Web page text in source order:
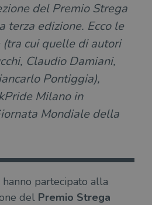
del Premio Strega
terza edizione. Ecco le
cui quelle di autori
Claudio Damiani,
Pontiggia),
Milano in
Mondiale della
partecipato alla
del Premio Strega